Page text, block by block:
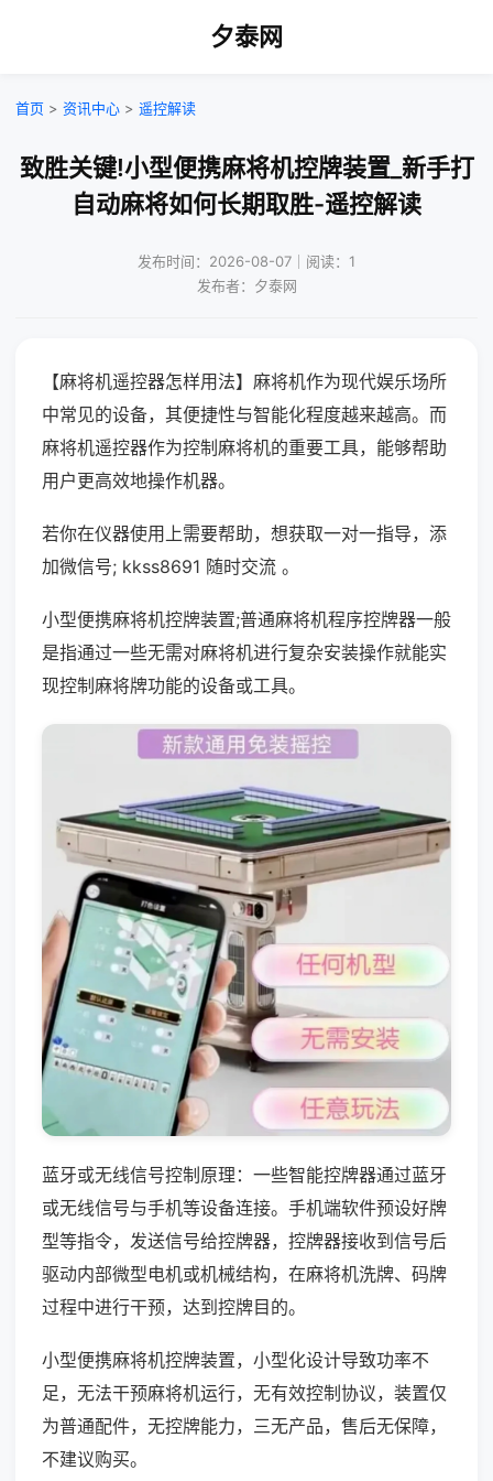
夕泰网
首页 > 资讯中心 > 遥控解读
致胜关键!小型便携麻将机控牌装置_新手打
自动麻将如何长期取胜-遥控解读
发布时间：2026-08-07｜阅读：1
发布者：夕泰网
【麻将机遥控器怎样用法】麻将机作为现代娱乐场所
中常见的设备，其便捷性与智能化程度越来越高。而
麻将机遥控器作为控制麻将机的重要工具，能够帮助
用户更高效地操作机器。
若你在仪器使用上需要帮助，想获取一对一指导，添
加微信号; kkss8691 随时交流 。
小型便携麻将机控牌装置;普通麻将机程序控牌器一般
是指通过一些无需对麻将机进行复杂安装操作就能实
现控制麻将牌功能的设备或工具。
蓝牙或无线信号控制原理：一些智能控牌器通过蓝牙
或无线信号与手机等设备连接。手机端软件预设好牌
型等指令，发送信号给控牌器，控牌器接收到信号后
驱动内部微型电机或机械结构，在麻将机洗牌、码牌
过程中进行干预，达到控牌目的。
小型便携麻将机控牌装置，小型化设计导致功率不
足，无法干预麻将机运行，无有效控制协议，装置仅
为普通配件，无控牌能力，三无产品，售后无保障，
不建议购买。